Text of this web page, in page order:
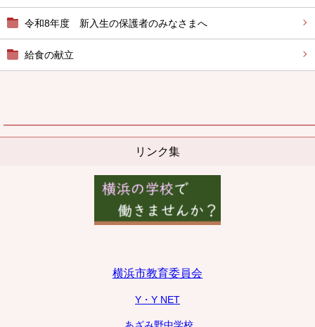
令和8年度 新入生の保護者のみなさまへ
給食の献立
リンク集
横浜市教育委員会
Y・Y NET
あざみ野中学校